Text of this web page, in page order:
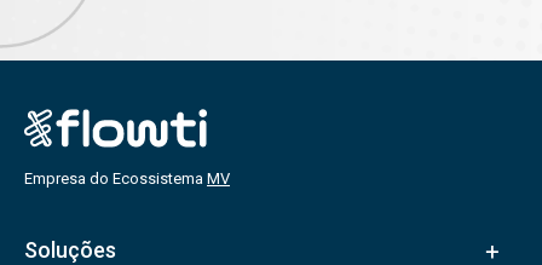
Empresa do Ecossistema MV
Soluções